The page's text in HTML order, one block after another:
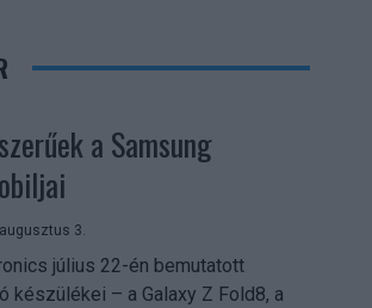
a Samsung
3.
július 22-én bemutatott
készülékei – a Galaxy Z Fold8, a